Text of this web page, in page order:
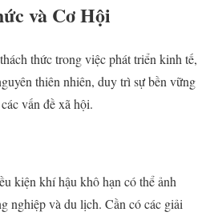
và Cơ Hội
thức trong việc phát triển kinh tế,
thiên nhiên, duy trì sự bền vững
vấn đề xã hội.
kiện khí hậu khô hạn có thể ảnh
nghiệp và du lịch. Cần có các giải